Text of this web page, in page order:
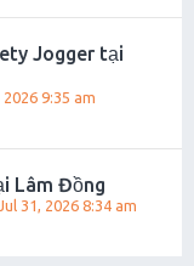
Jogger tại
9:35 am
Lâm Đồng
31, 2026 8:34 am